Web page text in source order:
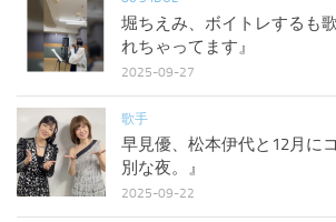
堀ちえみ、ボイトレするも
れちゃってます』
2025-09-27
歌手
早見優、松本伊代と12月に
別な夜。』
2025-09-22